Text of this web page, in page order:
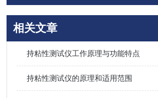
相关文章
持粘性测试仪工作原理与功能特点
持粘性测试仪的原理和适用范围